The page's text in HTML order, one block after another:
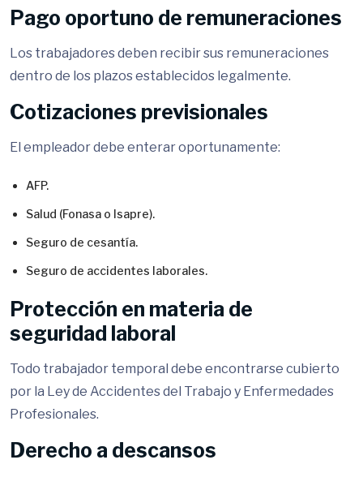
Pago oportuno de remuneraciones
Los trabajadores deben recibir sus remuneraciones
dentro de los plazos establecidos legalmente.
Cotizaciones previsionales
El empleador debe enterar oportunamente:
AFP.
Salud (Fonasa o Isapre).
Seguro de cesantía.
Seguro de accidentes laborales.
Protección en materia de
seguridad laboral
Todo trabajador temporal debe encontrarse cubierto
por la Ley de Accidentes del Trabajo y Enfermedades
Profesionales.
Derecho a descansos